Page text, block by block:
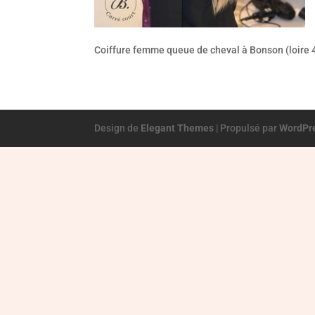
Coiffure femme queue de cheval à Bonson (loire
Design de Elegant Themes | Propulsé par